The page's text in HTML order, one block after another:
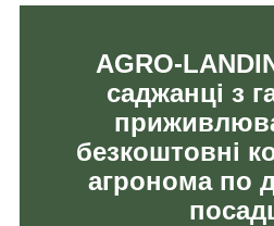
AGRO-
саджанці з
безкоштовні
агронома по